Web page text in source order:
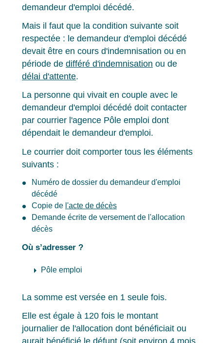
demandeur d'emploi décédé.
Mais il faut que la condition suivante soit
respectée : le demandeur d'emploi décédé
devait être en cours d'indemnisation ou en
période de différé d'indemnisation ou de
délai d'attente.
La personne qui vivait en couple avec le
demandeur d'emploi décédé doit contacter
par courrier l'agence Pôle emploi dont
dépendait le demandeur d'emploi.
Le courrier doit comporter tous les éléments
suivants :
Numéro de dossier du demandeur d'emploi
décédé
Copie de l'acte de décès
Demande écrite de versement de l'allocation
décès
Où s’adresser ?
arrow_right Pôle emploi
La somme est versée en 1 seule fois.
Elle est égale à 120 fois le montant
journalier de l'allocation dont bénéficiait ou